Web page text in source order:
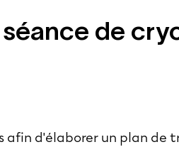
de
afin d'élaborer un plan de